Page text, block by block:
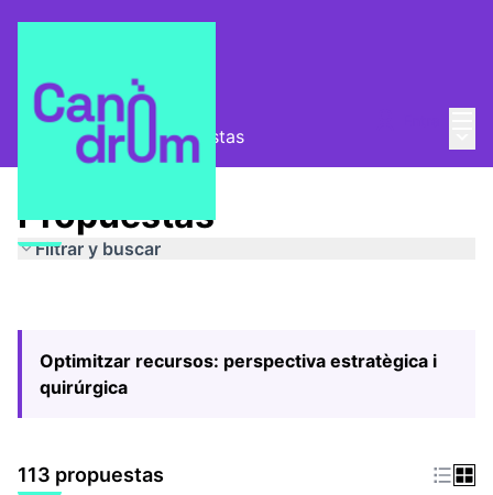
Pla Estratègic Propuestas
Propuestas
Filtrar y buscar
Optimitzar recursos: perspectiva estratègica i
quirúrgica
113 propuestas